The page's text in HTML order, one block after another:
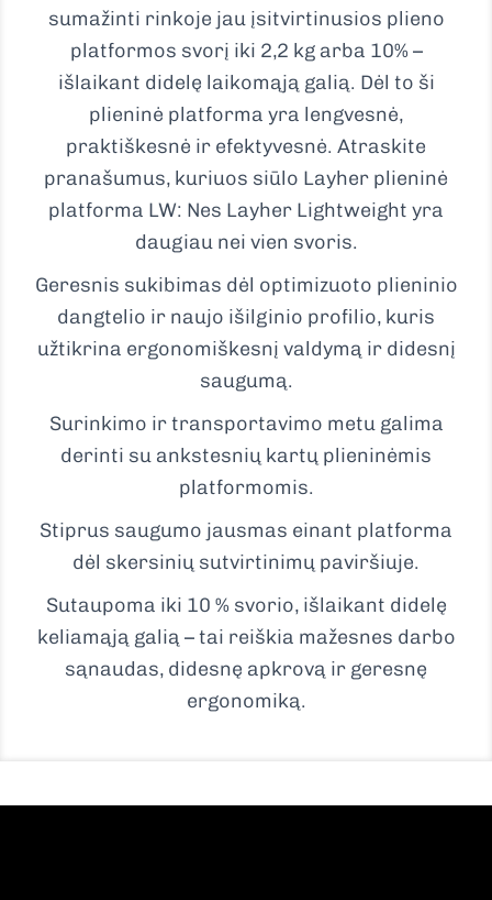
sumažinti rinkoje jau įsitvirtinusios plieno
platformos svorį iki 2,2 kg arba 10% –
išlaikant didelę laikomąją galią. Dėl to ši
plieninė platforma yra lengvesnė,
praktiškesnė ir efektyvesnė. Atraskite
pranašumus, kuriuos siūlo Layher plieninė
platforma LW: Nes Layher Lightweight yra
daugiau nei vien svoris.
Geresnis sukibimas dėl optimizuoto plieninio
dangtelio ir naujo išilginio profilio, kuris
užtikrina ergonomiškesnį valdymą ir didesnį
saugumą.
Surinkimo ir transportavimo metu galima
derinti su ankstesnių kartų plieninėmis
platformomis.
Stiprus saugumo jausmas einant platforma
dėl skersinių sutvirtinimų paviršiuje.
Sutaupoma iki 10 % svorio, išlaikant didelę
keliamąją galią – tai reiškia mažesnes darbo
sąnaudas, didesnę apkrovą ir geresnę
ergonomiką.